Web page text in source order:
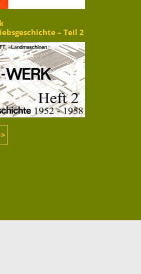
– Teil 2